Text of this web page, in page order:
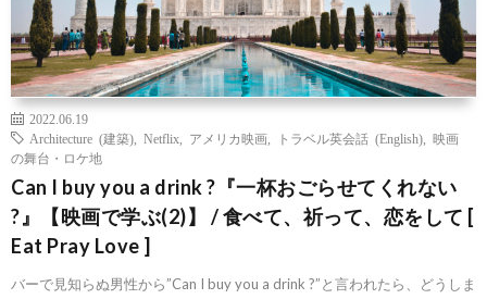
2022.06.19
Architecture (建築)
Netflix アメリカ映画 トラベル英会話 (English)
映画
の舞台・ロケ地
Can I buy you a drink ?『一杯おごらせてくれない
?』【映画で学ぶ(2)】 / 食べて、祈って、恋をして [
Eat Pray Love ]
バーで見知らぬ男性から”Can I buy you a drink ?”と言われたら、どうしま